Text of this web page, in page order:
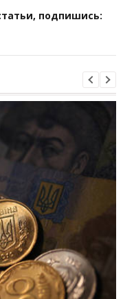
подпишись: